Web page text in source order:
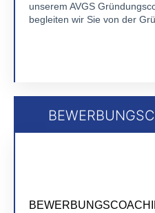
unserem AVGS
begleiten wir Sie von der
Zu Gründercoaching
FLEXIBEL ONLINE